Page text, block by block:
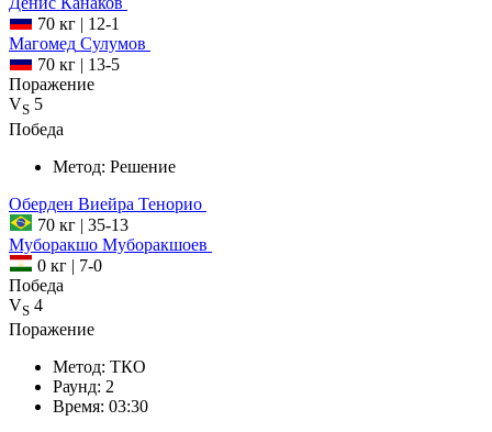
70 кг | 12-1
Магомед Сулумов
70 кг | 13-5
Поражение
VS 5
Победа
Метод: Решение
Оберден Виейра Тенорио
70 кг | 35-13
Муборакшо Муборакшоев
0 кг | 7-0
Победа
VS 4
Поражение
Метод: ТКО
Раунд: 2
Время: 03:30